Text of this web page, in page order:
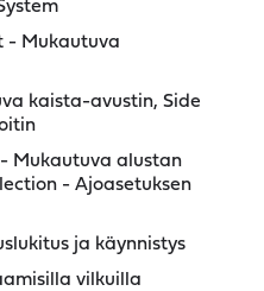
- Mukautuva
kaista-avustin, Side
Mukautuva alustan
- Ajoasetuksen
ja käynnistys
vilkuilla